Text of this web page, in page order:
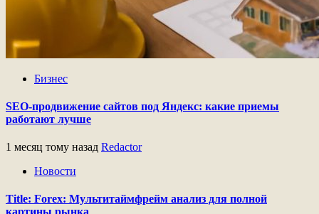
Бизнес
SEO-продвижение сайтов под Яндекс: какие приемы
работают лучше
1 месяц тому назад Redactor
Новости
Title: Forex: Мультитаймфрейм анализ для полной